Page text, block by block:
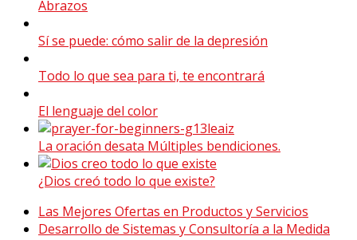
Abrazos
Sí se puede: cómo salir de la depresión
Todo lo que sea para ti, te encontrará
El lenguaje del color
La oración desata Múltiples bendiciones.
¿Dios creó todo lo que existe?
Las Mejores Ofertas en Productos y Servicios
Desarrollo de Sistemas y Consultoría a la Medida